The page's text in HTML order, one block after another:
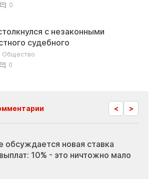
0
с незаконными
судебного
Общество
0
< >
обсуждается новая ставка
10% - это ничтожно мало